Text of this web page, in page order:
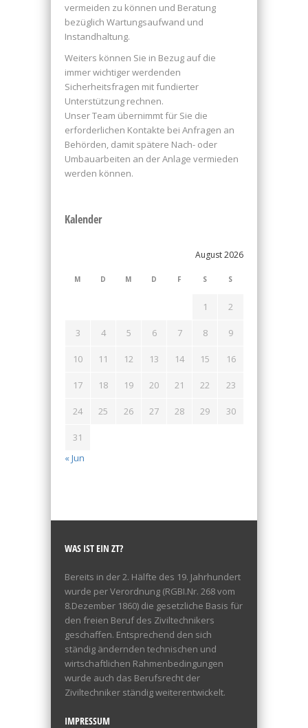
vermeiden zu können und Beratung
bezüglich Wartungsaufwand und
Instandhaltung.
Weiters können Sie in Bezug auf die
immer wichtiger werdenden
Sicherheitsfragen mit fundierter
Unterstützung rechnen.
Unser Team übernimmt für Sie die
erforderlichen Kontakte bei Anfragen an
Behörden, damit spätere Nach- oder
Umbauarbeiten an der Anlage vermieden
werden können.
Kalender
August 2026
M D M D F S S
1 2
3 4 5 6 7 8 9
10 11 12 13 14 15 16
17 18 19 20 21 22 23
24 25 26 27 28 29 30
31
« Jun
WAS IST EIN ZT?
Bereits in der 2. Hälfte des 19. Jahrhundert
wurde per Verordnung (RGBI.Nr. 268 vom
8.Dezember 1860) die gesetzliche Basis für
den freien Beruf des Ziviltechnikers
geschaffen. Entsprechend den sich
ständig ändernden technischen und
wirtschaftlichen Rahmenbedingungen
wurde auch das Berufsrecht der
Ziviltechniker ständig weiterentwickelt.
IMPRESSUM